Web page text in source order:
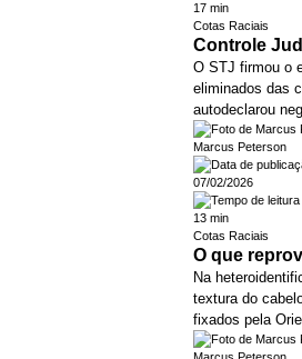
17 min
Cotas Raciais
Controle
O STJ firmou o
eliminados das
autodeclarou
Marcus Peterson
07/02/2026
13 min
Cotas Raciais
O que
Na
textura do
fixados pela